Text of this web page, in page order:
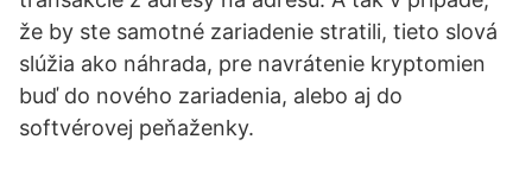
že by ste samotné zariadenie stratili, tieto slová
slúžia ako náhrada, pre navrátenie kryptomien
buď do nového zariadenia, alebo aj do
softvérovej peňaženky.